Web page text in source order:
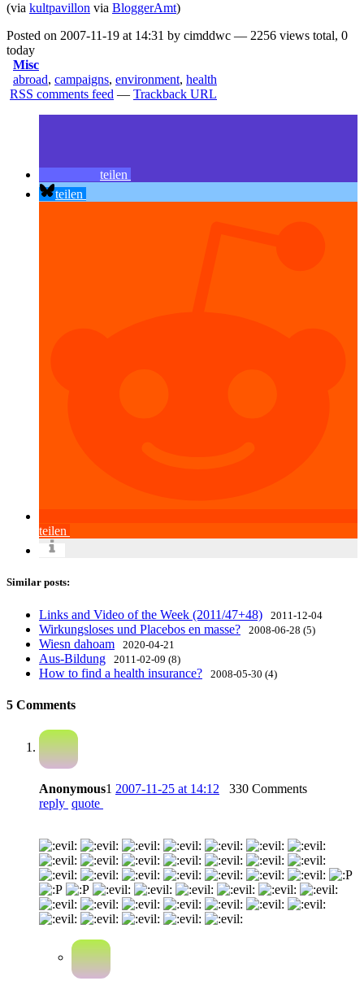
(via kultpavillon via BloggerAmt)
Posted on 2007-11-19 at 14:31 by cimddwc — 2256 views total, 0
today
Misc
abroad, campaigns, environment, health
RSS comments feed — Trackback URL
teilen
teilen
teilen
Similar posts:
Links and Video of the Week (2011/47+48) 2011-12-04
Wirkungsloses und Placebos en masse? 2008-06-28 (5)
Wiesn dahoam 2020-04-21
Aus-Bildung 2011-02-09 (8)
How to find a health insurance? 2008-05-30 (4)
5 Comments
Anonymous1 2007-11-25 at 14:12
330 Comments
reply quote